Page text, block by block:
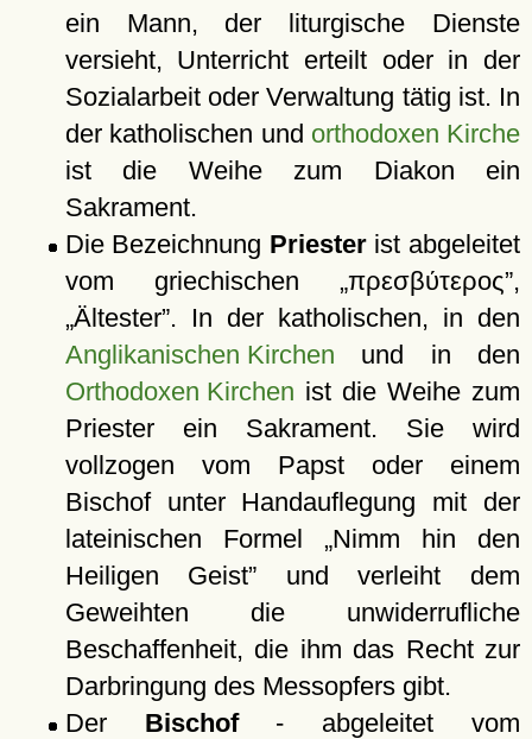
ein Mann, der liturgische Dienste
versieht, Unterricht erteilt oder in der
Sozialarbeit oder Verwaltung tätig ist. In
der katholischen und orthodoxen Kirche
ist die Weihe zum Diakon ein
Sakrament.
Die Bezeichnung Priesterist abgeleitet
vom griechischen
πρεσβύτερος ,
Ältester . In der katholischen, in den
Anglikanischen Kirchen und in den
Orthodoxen Kirchen ist die Weihe zum
Priester ein Sakrament. Sie wird
vollzogen vom Papst oder einem
Bischof unter Handauflegung mit der
lateinischen Formel
Nimm hin den
Heiligen Geist
und verleiht dem
Geweihten die unwiderrufliche
Beschaffenheit, die ihm das Recht zur
Darbringung des Messopfers gibt.
Der Bischof- abgeleitet vom